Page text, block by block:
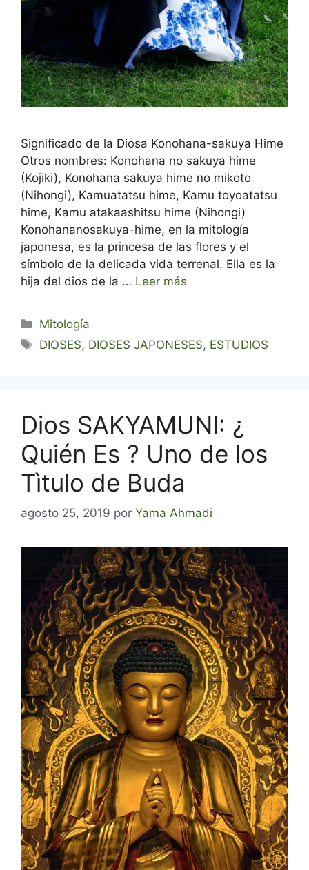
Significado de la Diosa Konohana-sakuya Hime
Otros nombres: Konohana no sakuya hime
(Kojiki), Konohana sakuya hime no mikoto
(Nihongi), Kamuatatsu hime, Kamu toyoatatsu
hime, Kamu atakaashitsu hime (Nihongi)
Konohananosakuya-hime, en la mitología
japonesa, es la princesa de las flores y el
símbolo de la delicada vida terrenal. Ella es la
hija del dios de la … Leer más
Categorías
Mitología
Etiquetas
DIOSES, DIOSES JAPONESES, ESTUDIOS
Dios SAKYAMUNI: ¿
Quién Es ? Uno de los
Tìtulo de Buda
agosto 25, 2019 por Yama Ahmadi